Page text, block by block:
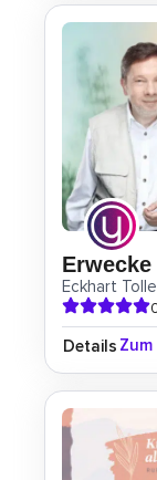
Eckhart Tolle
Details Zum